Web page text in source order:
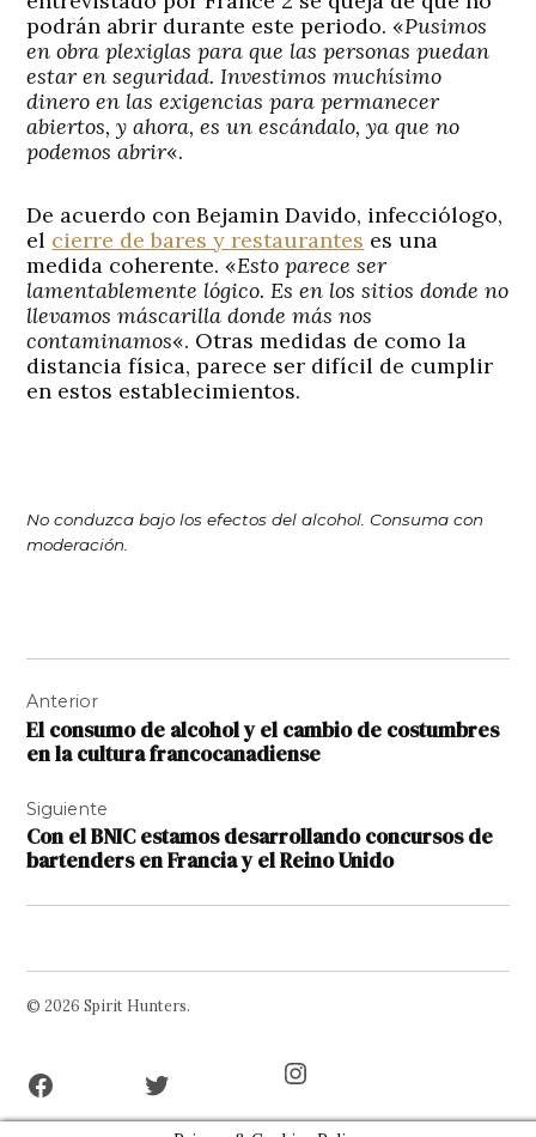
podrán abrir durante este periodo. «Pusimos
en obra plexiglas para que las personas puedan
estar en seguridad. Investimos muchísimo
dinero en las exigencias para permanecer
abiertos, y ahora, es un escándalo, ya que no
podemos abrir«.
De acuerdo con Bejamin Davido, infecciólogo,
el cierre de bares y restaurantes es una
medida coherente. «Esto parece ser
lamentablemente lógico. Es en los sitios donde no
llevamos máscarilla donde más nos
contaminamos«. Otras medidas de como la
distancia física, parece ser difícil de cumplir
en estos establecimientos.
No conduzca bajo los efectos del alcohol. Consuma con
moderación.
de
entradas
Anterior
El consumo de alcohol y el cambio de costumbres
en la cultura francocanadiense
Siguiente
Con el BNIC estamos desarrollando concursos de
bartenders en Francia y el Reino Unido
© 2026 Spirit Hunters.